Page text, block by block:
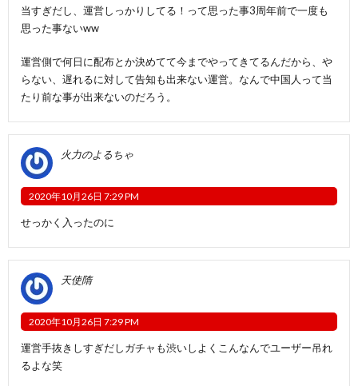
当すぎだし、運営しっかりしてる！って思った事3周年前で一度も
思った事ないww
運営側で何日に配布とか決めてて今までやってきてるんだから、や
らない、遅れるに対して告知も出来ない運営。なんで中国人って当
たり前な事が出来ないのだろう。
火力のよるちゃ
2020年10月26日 7:29 PM
せっかく入ったのに
天使隋
2020年10月26日 7:29 PM
運営手抜きしすぎだしガチャも渋いしよくこんなんでユーザー吊れ
るよな笑